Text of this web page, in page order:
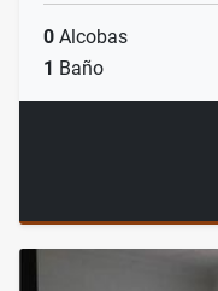
0 Alcobas
1 Baño